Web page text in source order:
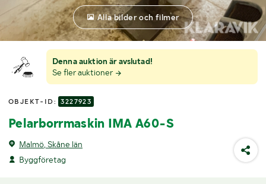
Denna auktion är avslutad!
Se fler auktioner
OBJEKT-ID: 3227923
Pelarborrmaskin IMA A60-S
Malmö, Skåne län
Byggföretag
Alla bilder och filmer